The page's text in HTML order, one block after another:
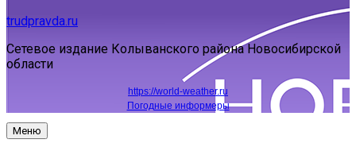
trudpravda.ru
Сетевое издание Колыванского района Новосибирской
области
https://world-weather.ru
Погодные информеры
Меню